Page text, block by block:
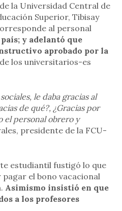
la Universidad Central de
Superior, Tibisay
al personal
y adelantó que
aprobado por la
los universitarios-es
le daba gracias al
de qué?, ¿Gracias por
el personal obrero y
presidente de la FCU-
estudiantil fustigó lo que
el bono vacacional
Asimismo insistió en que
a los profesores